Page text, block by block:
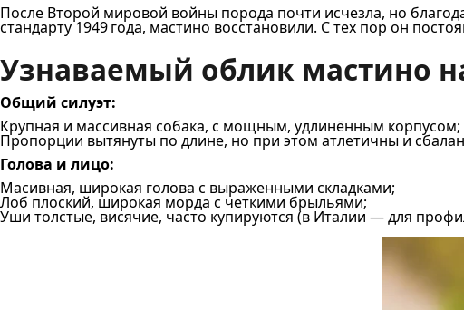
После Второй мировой войны порода почти исчезла, но
стандарту 1949 года, мастино восстановили. С тех пор он
Узнаваемый облик мастино
Общий силуэт:
Крупная и массивная собака, с мощным, удлинённым корпусом;
Пропорции вытянуты по длине, но при этом атлетичны и
Голова и лицо:
Масивная, широкая голова с выраженными складками;
Лоб плоский, широкая морда с четкими брыльями;
Уши толстые, висячие, часто купируются (в Италии — для